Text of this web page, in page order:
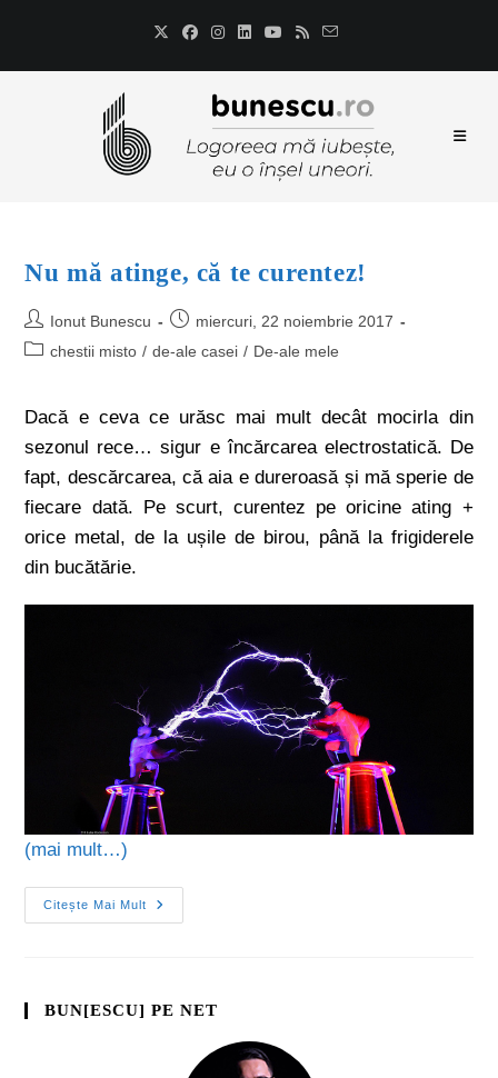
Nu mă atinge, că te curentez!
Ionut Bunescu
miercuri, 22 noiembrie 2017
chestii misto / de-ale casei / De-ale mele
Dacă e ceva ce urăsc mai mult decât mocirla din
sezonul rece… sigur e încărcarea electrostatică. De
fapt, descărcarea, că aia e dureroasă și mă sperie de
fiecare dată. Pe scurt, curentez pe oricine ating +
orice metal, de la ușile de birou, până la frigiderele
din bucătărie.
(mai mult…)
Citește Mai Mult
BUN[ESCU] PE NET